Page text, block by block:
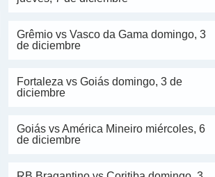
Grêmio vs Vasco da Gama domingo, 3
de diciembre
Fortaleza vs Goiás domingo, 3 de
diciembre
Goiás vs América Mineiro miércoles, 6
de diciembre